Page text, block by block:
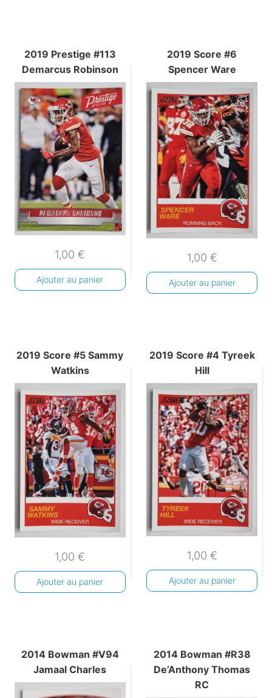
2019 Prestige #113
Demarcus Robinson
1,00€
Ajouter au panier
2019 Score #6
Spencer Ware
1,00 €
Ajouter au panier
2019 Score #5 Sammy
Watkins
1,00€
Ajouter au panier
2019 Score #4 Tyreek
Hill
1,00 €
Ajouter au panier
2014 Bowman #V94
Jamaal Charles
2014 Bowman #R38
De’Anthony Thomas
RC